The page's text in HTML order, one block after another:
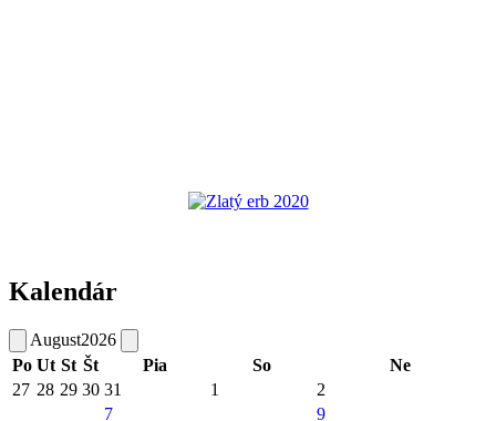
Kalendár
August2026
Po Ut St Št Pia So
Ne
27 28 29 30 31 1 2
7
9